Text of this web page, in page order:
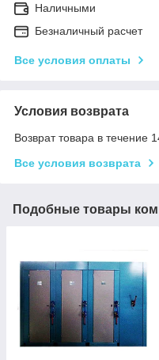
Наличными
Безналичный расчет
Все условия оплаты
Условия возврата
Возврат товара в течение
Все условия возврата
Подобные товары